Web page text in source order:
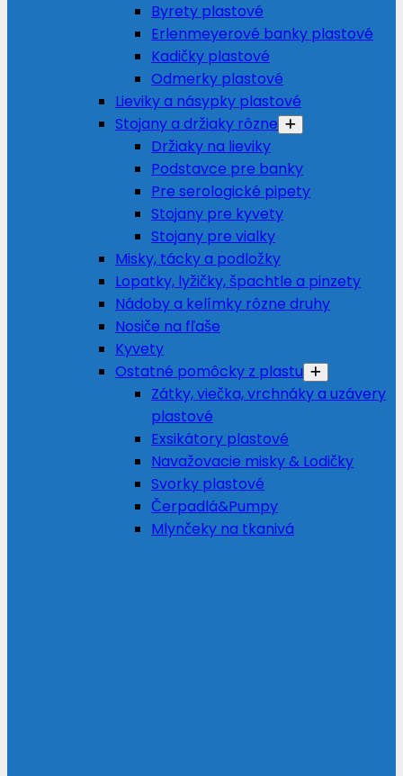
Byrety plastové
Erlenmeyerové banky plastové
Kadičky plastové
Odmerky plastové
Lieviky a násypky plastové
Stojany a držiaky rôzne
Držiaky na lieviky
Podstavce pre banky
Pre serologické pipety
Stojany pre kyvety
Stojany pre vialky
Misky, tácky a podložky
Lopatky, lyžičky, špachtle a pinzety
Nádoby a kelímky rôzne druhy
Nosiče na fľaše
Kyvety
Ostatné pomôcky z plastu
Zátky, viečka, vrchnáky a uzávery
plastové
Exsikátory plastové
Navažovacie misky & Lodičky
Svorky plastové
Čerpadlá&Pumpy
Mlynčeky na tkanivá